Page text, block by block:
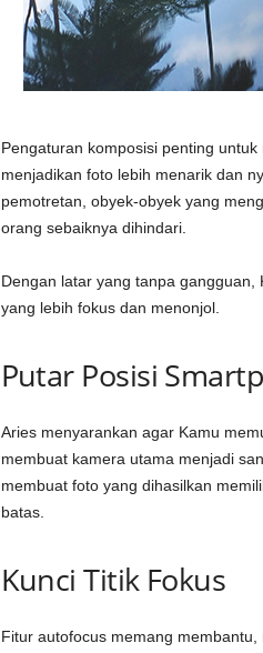
Pengaturan komposisi penting
menjadikan foto lebih menarik dan
pemotretan, obyek-obyek yang
orang sebaiknya dihindari.
Dengan latar yang tanpa
yang lebih fokus dan menonjol.
Putar Posisi
Aries menyarankan agar Kamu
membuat kamera utama menjadi
membuat foto yang dihasilkan
batas.
Kunci Titik Fokus
Fitur autofocus memang